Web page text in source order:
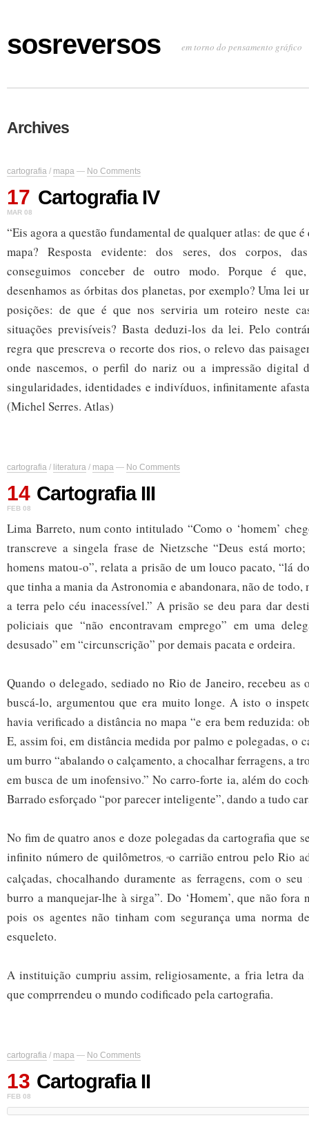
sosreversos em torno do pensamento gráfico
Archives
cartografia / mapa — No Comments
17
MAR 08
Cartografia IV
“Eis agora a questão fundamental de qualquer atlas: de que é
mapa? Resposta evidente: dos seres, dos corpos,
conseguimos conceber de outro modo. Porque é
desenhamos as órbitas dos planetas, por exemplo? Uma lei
posições: de que é que nos serviria um roteiro neste
situações previsíveis? Basta deduzi-los da lei. Pelo
regra que prescreva o recorte dos rios, o relevo das
onde nascemos, o perfil do nariz ou a impressão digital
singularidades, identidades e indivíduos, infinitamente
(Michel Serres. Atlas)
cartografia / literatura / mapa — No Comments
14
FEB 08
Cartografia III
Lima Barreto, num conto intitulado “Como o ‘homem’
transcreve a singela frase de Nietzsche “Deus está
homens matou-o”, relata a prisão de umlouco pacato, “lá
que tinha a mania da Astronomia e abandonara, não de todo,
a terra pelo céu inacessível.” A prisão se deu para dar
policiais que “não encontravam emprego” em uma
desusado” em “circunscrição” por demais pacata e ordeira.
Quando o delegado, sediado no Rio de Janeiro, recebeu as
buscá-lo, argumentou que era muito longe. A isto o
havia verificado a distância no mapa “e era bem reduzida:
E, assim foi, em distância medida por palmo e polegadas, o
um burro “abalando o calçamento, a chocalhar ferragens, a
em busca de um inofensivo.” No carro-forte ia, além do
Barrado esforçado “por parecer inteligente”, dando a tudo
No fim de quatro anos e doze polegadas da cartografia que
infinito número de quilômetros , “o carrião entrou pelo Rio
calçadas, chocalhando duramente as ferragens, com o seu
burro a manquejar-lhe à sirga”. Do ‘Homem’, que não fora
pois os agentes não tinham com segurança uma norma
esqueleto.
A instituição cumpriu assim, religiosamente, a fria letra da
que comprrendeu o mundo codificado pela cartografia.
cartografia / mapa — No Comments
13
FEB 08
Cartografia II